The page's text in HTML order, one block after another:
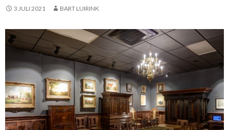
3 JULI 2021 BART LUIRINK